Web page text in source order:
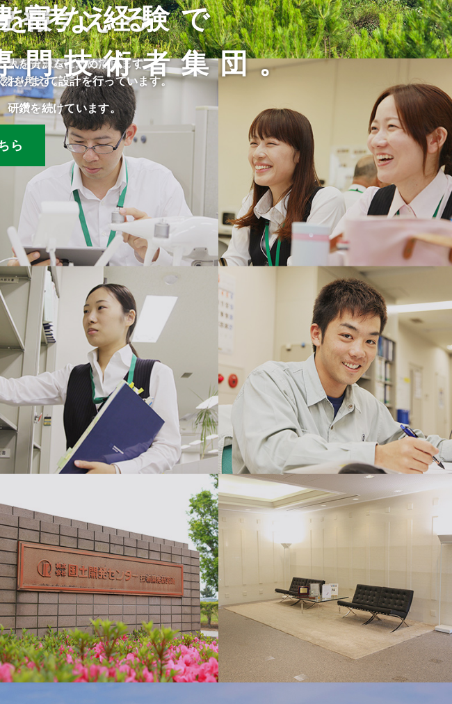
考える
れた資源を有効に活用して、
を考えて設計を行っています。
ら
報
人をチームに求めています。
おります。
ら
富な経験で
門技術者集団。
研鑽を続けています。